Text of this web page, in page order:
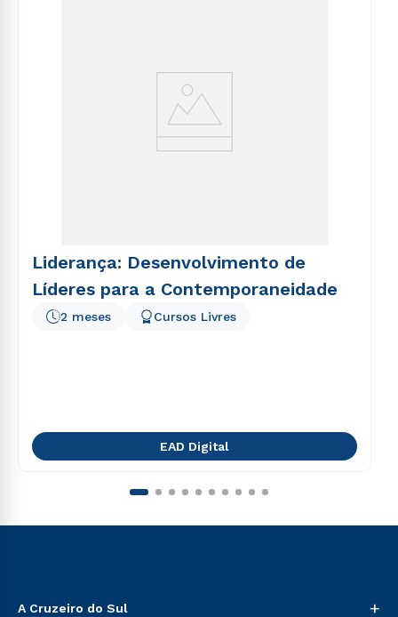
Liderança: Desenvolvimento de
Líderes para a Contemporaneidade
2 meses Cursos Livres
EAD Digital
A Cruzeiro do Sul +